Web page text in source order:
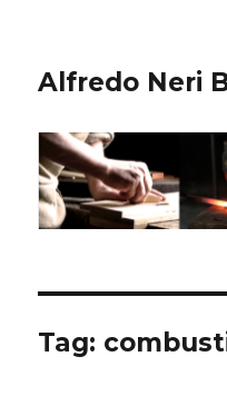
Alfredo Neri
Tag: